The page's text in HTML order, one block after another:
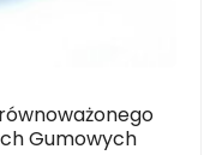
Gumowych